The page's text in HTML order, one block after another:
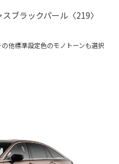
ブラックパール〈219〉
他標準設定色のモノトーンも選択